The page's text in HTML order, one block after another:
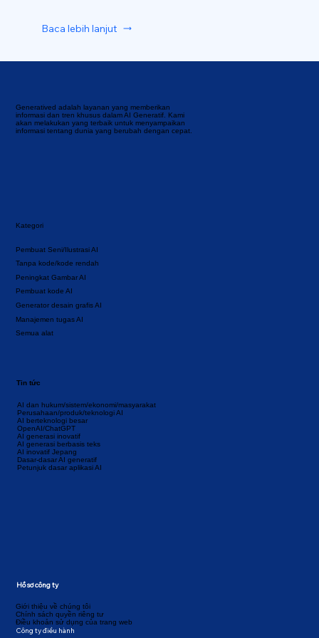
Generatived adalah layanan yang memberikan
informasi dan tren khusus dalam AI Generatif. Kami
akan melakukan yang terbaik untuk menyampaikan
informasi tentang dunia yang berubah dengan cepat.
Kategori
Semua alat
Manajemen tugas AI
Generator desain grafis AI
Tanpa kode/kode rendah
Pembuat kode AI
Peningkat Gambar AI
Pembuat Seni/Ilustrasi AI
AI dan hukum/sistem/ekonomi/masyarakat
Perusahaan/produk/teknologi AI
AI berteknologi besar
OpenAI/ChatGPT
AI generasi inovatif
AI generasi berbasis teks
AI inovatif Jepang
Dasar-dasar AI generatif
Petunjuk dasar aplikasi AI
Tin tức
Giới thiệu về chúng tôi
Chính sách quyền riêng tư
Điều khoản sử dụng của trang web
Công ty điều hành
Hồ sơ công ty
Baca lebih lanjut